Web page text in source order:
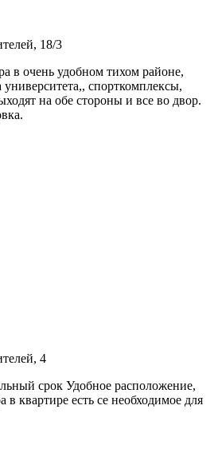
18/3
в очень удобном тихом районе,
спорткомплексы,
на обе стороны и все во двор.
4
срок Удобное расположение,
в квартире есть се необходимое для